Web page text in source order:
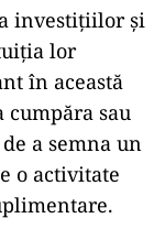
investițiilor și
lor
în această
cumpăra sau
a semna un
o activitate